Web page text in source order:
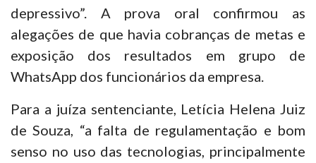
depressivo”. A prova oral confirmou as
alegações de que havia cobranças de metas e
exposição dos resultados em grupo de
WhatsApp dos funcionários da empresa.
Para a juíza sentenciante, Letícia Helena Juiz
de Souza, “a falta de regulamentação e bom
senso no uso das tecnologias, principalmente